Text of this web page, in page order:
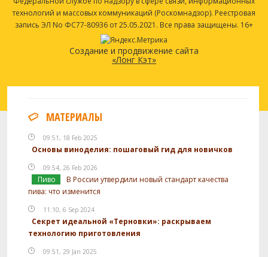
технологий и массовых коммуникаций (Роскомнадзор). Реестровая
запись ЭЛ No ФС77-80936 от 25.05.2021. Все права защищены. 16+
Создание и продвижение сайта
«Лонг Кэт»
МАТЕРИАЛЫ
09:51, 18 Feb 2025
Основы виноделия: пошаговый гид для новичков
09:54, 26 Feb 2026
Пиво
В России утвердили новый стандарт качества
пива: что изменится
11:10, 6 Sep 2024
Секрет идеальной «Терновки»: раскрываем
технологию приготовления
09:51, 29 Jan 2025